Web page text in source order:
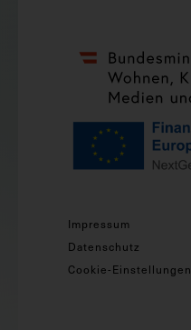
Impressum
Datenschutz
Cookie-Einstellungen